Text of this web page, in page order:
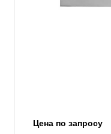
Цена по запросу